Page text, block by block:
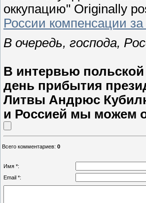
оккупацию" Originally
России компенсации
В очередь, господа,
В интервью польской
день прибытия
Литвы Андрюс
и Россией мы можем
Всего комментариев: 0
Имя *:
Email *: